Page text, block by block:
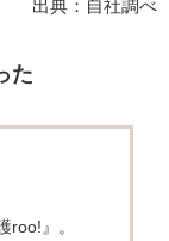
出典：自社調べ
た
roo!』。